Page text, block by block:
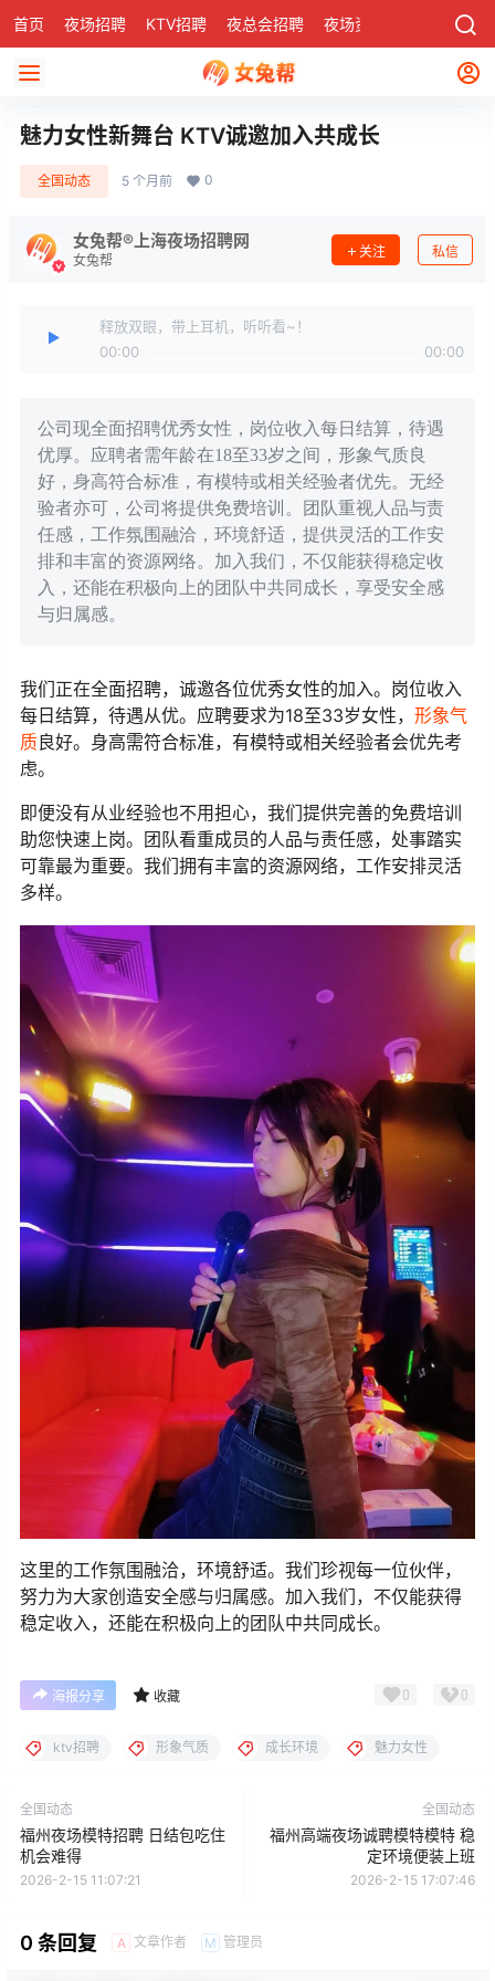
首页 夜场招聘 KTV招聘 夜总会招聘 夜场资讯 社区
魅力女性新舞台 KTV诚邀加入共成长
全国动态 5 个月前 0
女兔帮®上海夜场招聘网
女兔帮
关注 私信
释放双眼，带上耳机，听听看~！
00:00
00:00
公司现全面招聘优秀女性，岗位收入每日结算，待遇
优厚。应聘者需年龄在18至33岁之间，形象气质良
好，身高符合标准，有模特或相关经验者优先。无经
验者亦可，公司将提供免费培训。团队重视人品与责
任感，工作氛围融洽，环境舒适，提供灵活的工作安
排和丰富的资源网络。加入我们，不仅能获得稳定收
入，还能在积极向上的团队中共同成长，享受安全感
与归属感。
我们正在全面招聘，诚邀各位优秀女性的加入。岗位收入
每日结算，待遇从优。应聘要求为18至33岁女性， 形象气
质良好。身高需符合标准，有模特或相关经验者会优先考
虑。
即便没有从业经验也不用担心，我们提供完善的免费培训
助您快速上岗。团队看重成员的人品与责任感，处事踏实
可靠最为重要。我们拥有丰富的资源网络，工作安排灵活
多样。
这里的工作氛围融洽，环境舒适。我们珍视每一位伙伴，
努力为大家创造安全感与归属感。加入我们，不仅能获得
稳定收入，还能在积极向上的团队中共同成长。
海报分享 收藏 0 0
ktv招聘 形象气质 成长环境 魅力女性
全国动态
福州夜场模特招聘 日结包吃住
机会难得
2026-2-15 11:07:21
全国动态
福州高端夜场诚聘模特模特 稳
定环境便装上班
2026-2-15 17:07:46
0 条回复 A 文章作者 M 管理员